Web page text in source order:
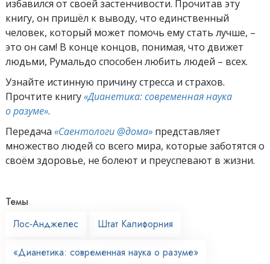
избавился от своей застенчивости. Прочитав эту
книгу, он пришёл к выводу, что единственный
человек, который может помочь ему стать лучше, –
это он сам! В конце концов, понимая, что движет
людьми, Румальдо способен любить людей – всех.
Узнайте истинную причину стресса и страхов.
Прочтите книгу«Дианетика: современная наука
о разуме».
Передача «Саентологи @дома» представляет
множество людей со всего мира, которые заботятся о
своём здоровье, не болеют и преуспевают в жизни.
Темы
Лос‑Анджелес
Штат Калифорния
«Дианетика: современная наука о разуме»